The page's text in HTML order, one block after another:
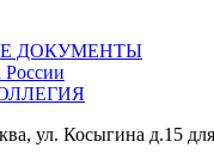
ДОКУМЕНТЫ
России
ул. Косыгина д.15